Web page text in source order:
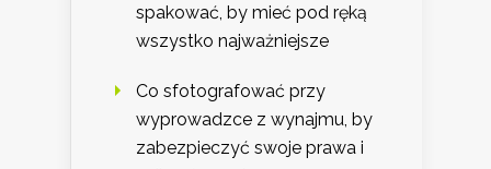
spakować, by mieć pod ręką
wszystko najważniejsze
Co sfotografować przy
wyprowadzce z wynajmu, by
zabezpieczyć swoje prawa i